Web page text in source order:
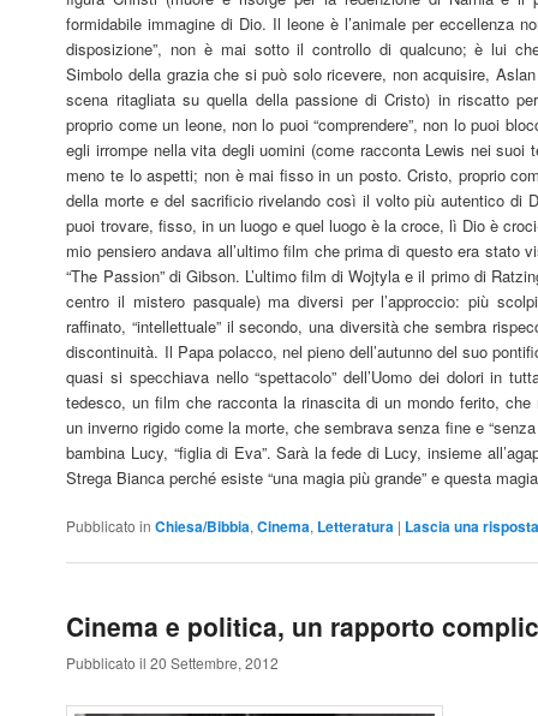
formidabile immagine di Dio. Il leone è l’animale per eccellenza
disposizione”, non è mai sotto il controllo di qualcuno; è lui
Simbolo della grazia che si può solo ricevere, non acquisire,
scena ritagliata su quella della passione di Cristo) in riscatto
proprio come un leone, non lo puoi “comprendere”, non lo puoi
egli irrompe nella vita degli uomini (come racconta Lewis nei suoi
meno te lo aspetti; non è mai fisso in un posto. Cristo, proprio
della morte e del sacrificio rivelando così il volto più autentico di
puoi trovare, fisso, in un luogo e quel luogo è la croce, lì Dio è
mio pensiero andava all’ultimo film che prima di questo era stato
“The Passion” di Gibson. L’ultimo film di Wojtyla e il primo di
centro il mistero pasquale) ma diversi per l’approccio: più
raffinato, “intellettuale” il secondo, una diversità che sembra
discontinuità. Il Papa polacco, nel pieno dell’autunno del suo
quasi si specchiava nello “spettacolo” dell’Uomo dei dolori in
tedesco, un film che racconta la rinascita di un mondo ferito,
un inverno rigido come la morte, che sembrava senza fine e
bambina Lucy, “figlia di Eva”. Sarà la fede di Lucy, insieme
Strega Bianca perché esiste “una magia più grande” e questa
Pubblicato in Chiesa/Bibbia,Cinema, Letteratura | Lascia una
Cinema e politica, un rapporto
Pubblicato il 20 Settembre, 2012